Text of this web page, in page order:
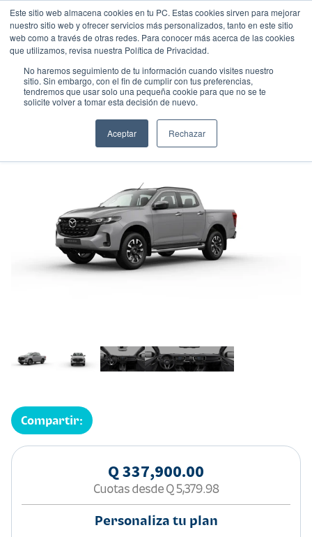
Este sitio web almacena cookies en tu PC. Estas cookies sirven para mejorar
nuestro sitio web y ofrecer servicios más personalizados, tanto en este sitio
web como a través de otras redes. Para conocer más acerca de las cookies
que utilizamos, revisa nuestra Política de Privacidad.
No haremos seguimiento de tu información cuando visites nuestro
sitio. Sin embargo, con el fin de cumplir con tus preferencias,
tendremos que usar solo una pequeña cookie para que no se te
solicite volver a tomar esta decisión de nuevo.
Aceptar Rechazar
MAZDA BT-50 HIGH PLUS
DIESEL
Compartir:
Q 337,900.00
Cuotas desde Q 5,379.98
Personaliza tu plan